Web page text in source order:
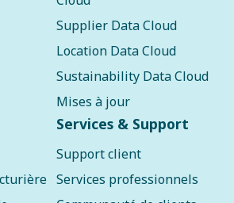
Supplier Data Cloud
Location Data Cloud
Sustainability Data Cloud
Mises à jour
Services & Support
Support client
Services professionnels